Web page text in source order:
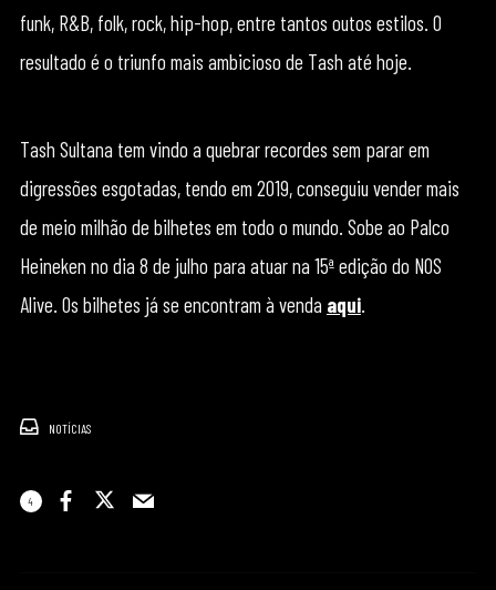
funk, R&B, folk, rock, hip-hop, entre tantos outos estilos. O
resultado é o triunfo mais ambicioso de Tash até hoje.
Tash Sultana tem vindo a quebrar recordes sem parar em
digressões esgotadas, tendo em 2019, conseguiu vender mais
de meio milhão de bilhetes em todo o mundo. Sobe ao Palco
Heineken no dia 8 de julho para atuar na 15ª edição do NOS
Alive. Os bilhetes já se encontram à venda aqui.
NOTÍCIAS
4